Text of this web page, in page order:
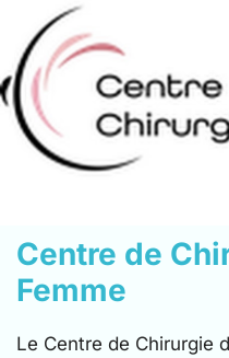
Centre de
Femme
Le Centre de Chirurgie